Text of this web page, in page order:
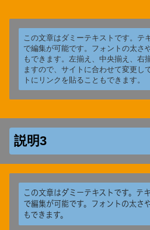
この文章はダミーテキストです。テ
で編集が可能です。フォントの太さ
もできます。左揃え、中央揃え、右
ますので、サイトに合わせて変更し
トにリンクを貼ることもできます。
説明3
この文章はダミーテキストです。テ
で編集が可能です。フォントの太さ
もできます。